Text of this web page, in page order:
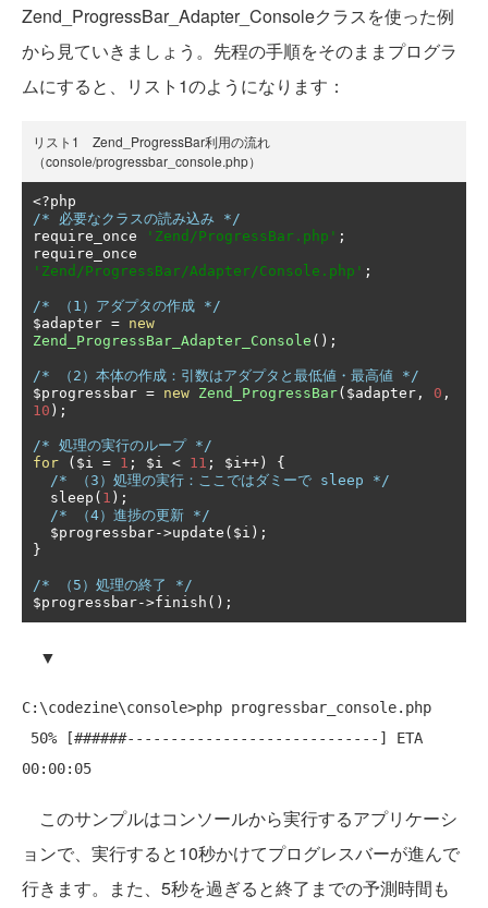
Zend_ProgressBar_Adapter_Consoleクラスを使った例
から見ていきましょう。先程の手順をそのままプログラ
ムにすると、リスト1のようになります：
リスト1 Zend_ProgressBar利用の流れ
（console/progressbar_console.php）
<?
/* 必要なクラスの読み込み */
require_once
'Zend/ProgressBar.php' ;
'Zend/ProgressBar/Adapter/Console.php' ;
/* （1）アダプタの作成 */
$adapter = new
Zend_ProgressBar_Adapter_Console ();
/* （2）本体の作成：引数はアダプタと最低値・最高値 */
$progressbar = new Zend_ProgressBar( $adapter , 0 ,
10 );
/* 処理の実行のループ */
for
( $i = 1 ; $i < 11 ; $i ++)
{
/* （3）処理の実行：ここではダミーで sleep */
  sleep
( 1 );
/* （4）進捗の更新 */
  $progressbar
->update ( $i );
}
/* （5）処理の終了 */
$progressbar->finish ();
▼
C:\codezine\console>php progressbar_console.php
このサンプルはコンソールから実行するアプリケーシ
ョンで、実行すると10秒かけてプログレスバーが進んで
行きます。また、5秒を過ぎると終了までの予測時間も